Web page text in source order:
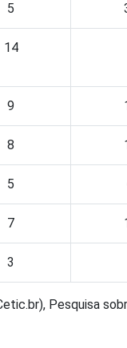
5
14
9
8
5
7
3
Pesquisa